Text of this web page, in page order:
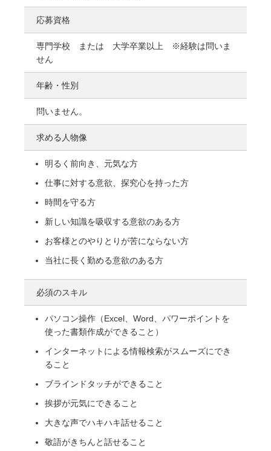
応募資格
専門学校 または 大学卒業以上 ※経験は問いま
せん
年齢・性別
問いません。
求める人物像
明るく前向き、元気な方
仕事に対する意欲、探究心を持った方
時間を守る方
新しい知識を吸収する意欲のある方
お客様とのやりとりが苦にならない方
当社に長く勤める意欲のある方
必須のスキル
パソコン操作（Excel、Word、パワーポイントを
使った書類作成ができること）
インターネットによる情報検索がスムーズにでき
ること
ブラインドタッチができること
挨拶が元気にできること
大きな声でハキハキ話せること
敬語がきちんと話せること